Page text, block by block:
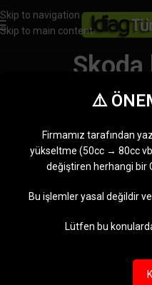
Skip to navigation
Skip to main content
Skoda
Ürünler “Skoda
Kenar çubuğunu göster
⚠️
Firmamız tarafından
yükseltme (50cc → 80cc
değiştiren herhangi bir
Bu işlemler yasal değildir ve
Lütfen bu